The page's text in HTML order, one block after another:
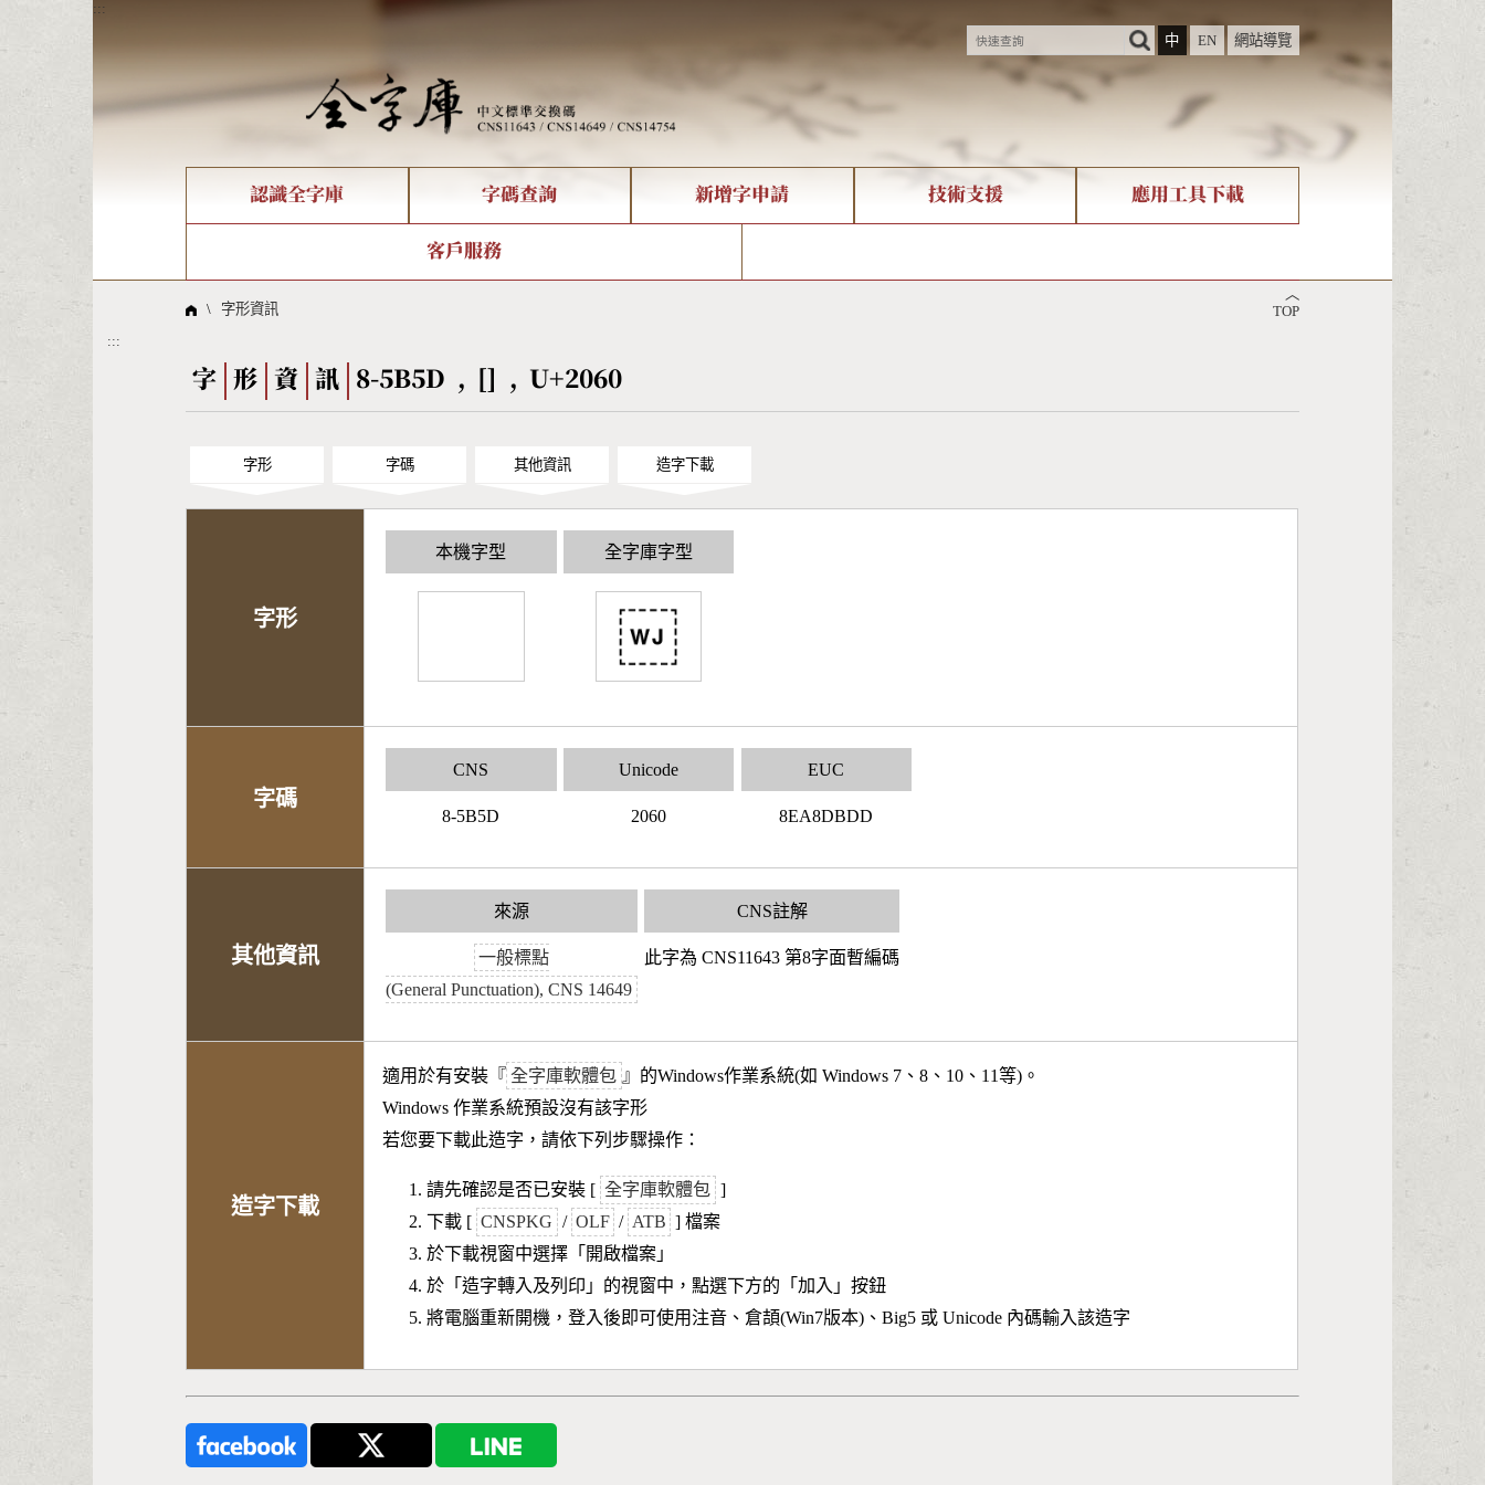
:::
中
EN 網站導覽
認識全字庫
全字庫現況
線上教學
字碼查詢
部件查詢
倉頡查詢
Big5查詢 拼音查詢
新增字申請 技術支援
造字解決方案
應用工具下載
字形下載
客戶服務
問題集
︿
TOP
\ 字形資訊
:::
字 形 資 訊 8-5B5D , [⁠] , U+2060
字形 字碼 其他資訊 造字下載
字形
本機字型 全字庫字型
字碼
CNS
8-5B5D
Unicode
2060
EUC
8EA8DBDD
其他資訊
來源
一般標點
(General Punctuation), CNS 14649
CNS註解
此字為 CNS11643 第8字面暫編碼
造字下載
適用於有安裝『 全字庫軟體包 』的Windows作業系統(如 Windows 7、8、10、11等)。
Windows 作業系統預設沒有該字形
若您要下載此造字，請依下列步驟操作：
請先確認是否已安裝 [ 全字庫軟體包 ]
下載 [ CNSPKG / OLF / ATB ] 檔案
於下載視窗中選擇「開啟檔案」
於「造字轉入及列印」的視窗中，點選下方的「加入」按鈕
將電腦重新開機，登入後即可使用注音、倉頡(Win7版本)、Big5 或 Unicode 內碼輸入該造字